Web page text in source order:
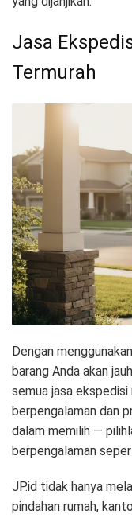
Jasa
Termurah
Dengan
barang Anda akan
semua jasa
berpengalaman dan
dalam memilih —
berpengalaman
JP.id tidak hanya
pindahan rumah,